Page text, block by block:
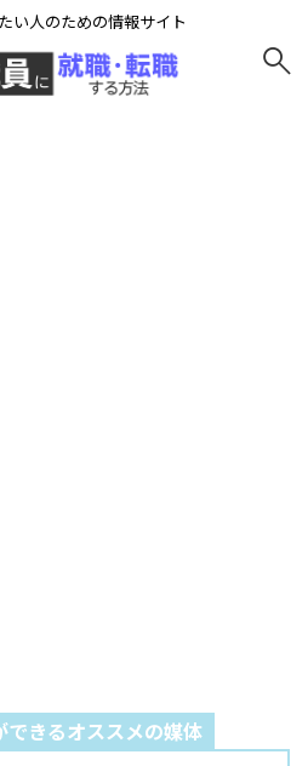
い人のための情報サイト
きるオススメの媒体